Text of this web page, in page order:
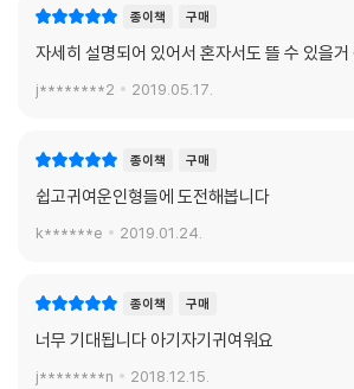
종이책 구매
자세히 설명되어 있어서 혼자서도 뜰 수 있을거
j********2 2019.05.17.
종이책 구매
쉽고귀여운인형들에 도전해봅니다
k******e 2019.01.24.
종이책 구매
너무 기대됩니다 아기자기귀여워요
j********n 2018.12.15.